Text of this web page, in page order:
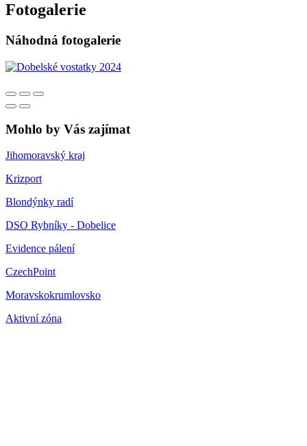
Fotogalerie
Náhodná fotogalerie
Mohlo by Vás zajímat
Jihomoravský kraj
Krizport
Blondýnky radí
DSO Rybníky - Dobelice
Evidence pálení
CzechPoint
Moravskokrumlovsko
Aktivní zóna